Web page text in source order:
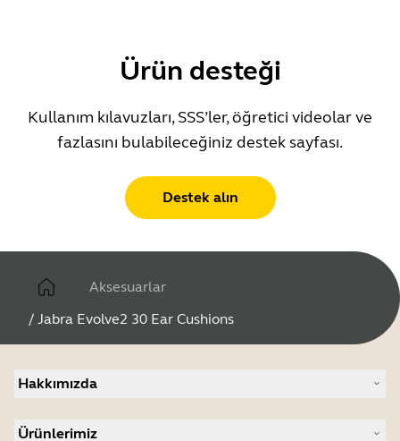
Ürün desteği
Kullanım kılavuzları, SSS’ler, öğretici videolar ve
fazlasını bulabileceğiniz destek sayfası.
Destek alın
Aksesuarlar
/ Jabra Evolve2 30 Ear Cushions
Hakkımızda
Daha fazla bilgi için
Ürünlerimiz